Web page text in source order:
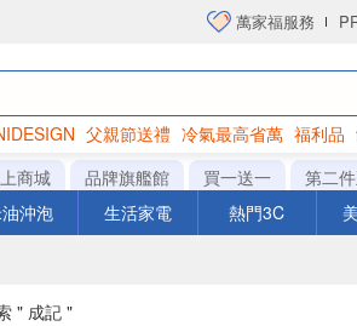
萬家福服務
父親節送禮 冷氣最高省萬 福利品
海苔 洋芋片
商城 品牌旗艦館 買一送一 第二
沖泡 生活家電 熱門3C
" 成記 "